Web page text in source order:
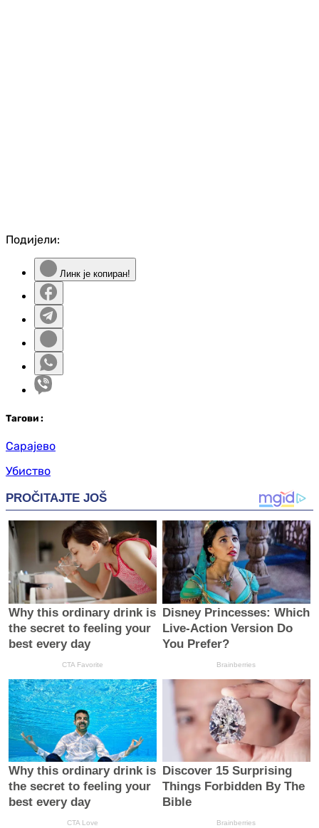
Подијели:
Линк је копиран!
Тагови :
Сарајево
Убиство